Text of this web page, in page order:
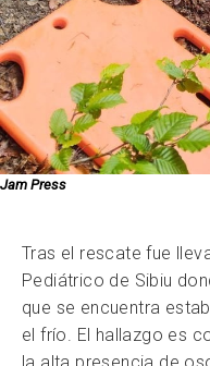
Jam Press
Tras el rescate fue
Pediátrico de Sibiu
que se encuentra
el frío. El hallazgo es